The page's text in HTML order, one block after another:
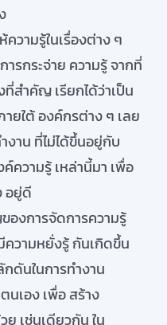
ความรู้ในเรื่องต่าง ๆ
รกระจ่าย ความรู้ จากที่
สำคัญ เรียกได้ว่าเป็น
ายใต้ องค์กรต่าง ๆ เลย
งาน ที่ไม่ได้ขึ้นอยู่กับ
ความรู้ เหล่านี้มา เพื่อ
อยู่ดี
องการจัดการความรู้
ความหยั่งรู้ กันเกิดขึ้น
ดันในการทำงาน
เอง เพื่อ สร้าง
ย เช่นเดียวกัน ใน